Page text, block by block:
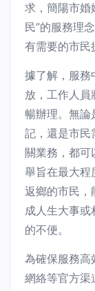
求，簡陽市婚
民”的服務理
有需要的市民
據了解，服務
放，工作人
暢辦理。無論
記，還是市民
關業務，都
舉旨在最大程
返鄉的市民，
成人生大事或
的不便。
為確保服務高
網絡等官方渠